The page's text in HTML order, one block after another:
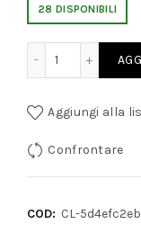
28 DISPONIBILI
Aggiungi alla
Confrontare
COD: CL-